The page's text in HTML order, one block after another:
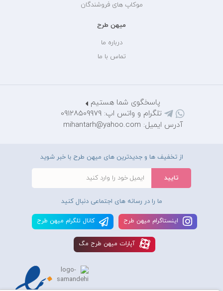
موکاپ های فروشندگان
میهن طرح
درباره ما
تماس با ما
پاسخگوی شما هستیم
تلگرام و واتس اپ: 09128509979
آدرس ایمیل: mihantarh@yahoo.com
از تخفیف ها و جدیدترین های میهن طرح با خبر شوید
ما را در رسانه های اجتماعی دنبال کنید
اينستاگرام ميهن طرح کانال تلگرام ميهن طرح
آپارات ميهن طرح مگ